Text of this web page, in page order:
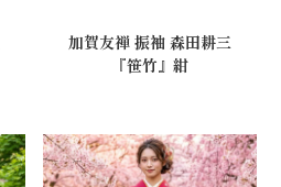
加賀友禅 振袖 森田耕三
『笹竹』紺